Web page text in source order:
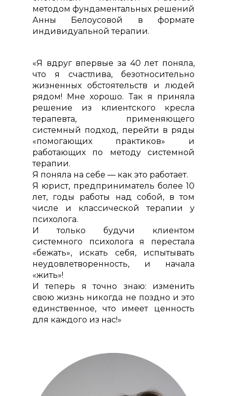
методом фундаментальных решений
Анны Белоусовой в формате
индивидуальной терапии.
«Я вдруг впервые за 40 лет поняла,
что я счастлива, безотносительно
жизненных обстоятельств и людей
рядом! Мне хорошо. Так я приняла
решение из клиентского кресла
терапевта, применяющего
системный подход, перейти в ряды
«помогающих практиков» и
работающих по методу системной
терапии.
Я поняла на себе — как это работает.
Я юрист, предприниматель более 10
лет, годы работы над собой, в том
числе и классической терапии у
психолога.
И только будучи клиентом
системного психолога я перестала
«бежать», искать себя, испытывать
неудовлетворенность, и начала
«жить»!
И теперь я точно знаю: изменить
свою жизнь никогда не поздно и это
единственное, что имеет ценность
для каждого из нас!»